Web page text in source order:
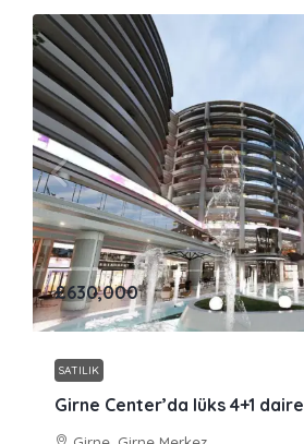
£630,000
SATILIK
Girne Center’da lüks 4+1 daire